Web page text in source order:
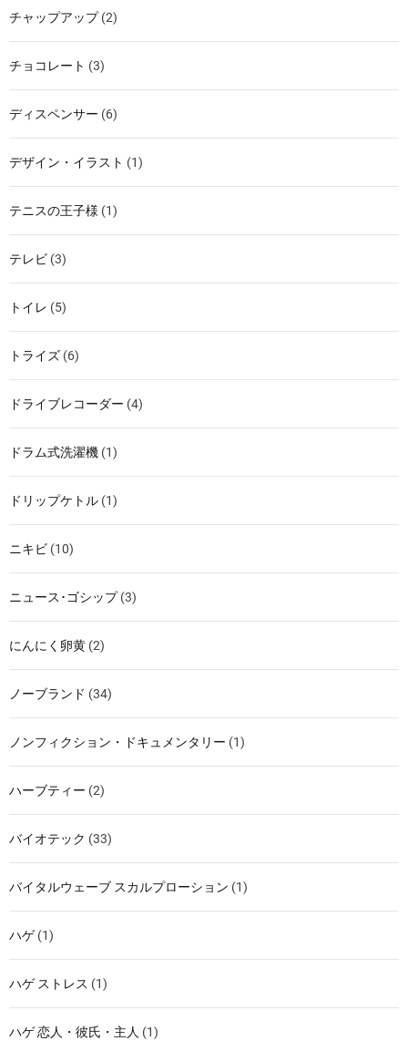
チャップアップ(2)
チョコレート (3)
ディスペンサー (6)
デザイン・イラスト (1)
テニスの王子様 (1)
テレビ (3)
トイレ (5)
トライズ (6)
ドライブレコーダー (4)
ドラム式洗濯機 (1)
ドリップケトル (1)
ニキビ (10)
ニュース･ゴシップ(3)
にんにく卵黄 (2)
ノーブランド (34)
ノンフィクション・ドキュメンタリー (1)
ハーブティー (2)
バイオテック (33)
バイタルウェーブ スカルプローション (1)
ハゲ(1)
ハゲ ストレス (1)
ハゲ 恋人・彼氏・主人 (1)